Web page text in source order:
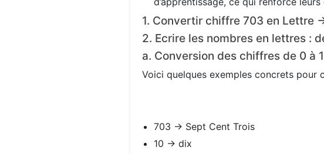
1. Convertir chiffre 703 en Lettre
2. Ecrire les nombres en lettres :
a. Conversion des chiffres de 0 à
Voici quelques exemples concrets pour
703 → Sept Cent Trois
10 → dix